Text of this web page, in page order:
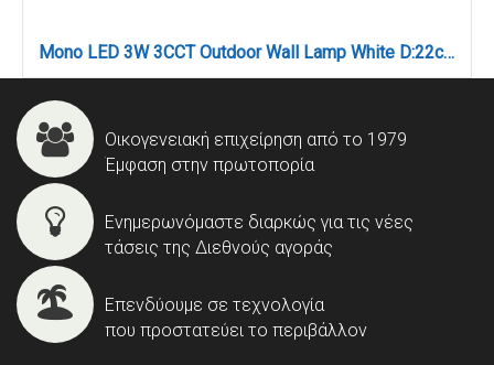
Mono LED 3W 3CCT Outdoor Wall Lamp White D:22cmx2.8cm (80201720)
Οικογενειακή επιχείρηση από το 1979
Έμφαση στην πρωτοπορία
Ενημερωνόμαστε διαρκώς για τις νέες
τάσεις της Διεθνούς αγοράς
Επενδύουμε σε τεχνολογία
που προστατεύει το περιβάλλον